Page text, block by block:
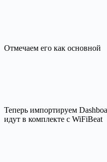
Отмечаем его как основной
Теперь импортируем
идут в комплекте с WiFiBeat